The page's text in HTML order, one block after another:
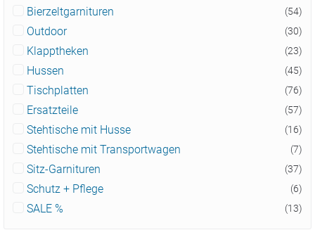
Bierzeltgarnituren (54)
Outdoor (30)
Klapptheken (23)
Hussen (45)
Tischplatten (76)
Ersatzteile (57)
Stehtische mit Husse (16)
Stehtische mit Transportwagen (7)
Sitz-Garnituren (37)
Schutz + Pflege (6)
SALE % (13)